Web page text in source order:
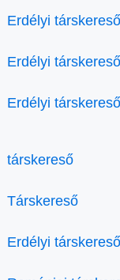
Erdélyi
Erdélyi
Erdélyi
társkereső
Társkereső
Erdélyi társkereső